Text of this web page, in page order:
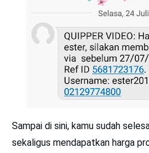
Sampai di sini, kamu sudah
sekaligus mendapatkan harga